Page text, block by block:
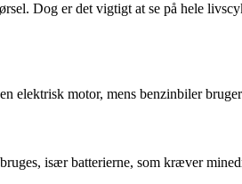
Dog er det vigtigt at se på hele
motor, mens benzinbiler
især batterierne, som kræver